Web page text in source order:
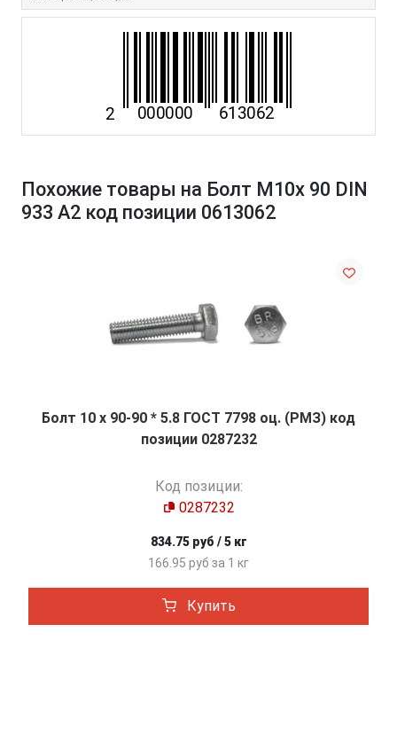
Похожие товары на Болт М10х 90 DIN
933 A2 код позиции 0613062
Болт 10 х 90-90 * 5.8 ГОСТ 7798 оц. (РМЗ) код
позиции 0287232
Код позиции:
0287232
834.75 руб / 5 кг
166.95 руб за 1 кг
Купить